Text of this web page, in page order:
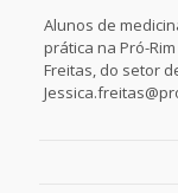
Alunos de
prática na Pró-
Freitas, do setor